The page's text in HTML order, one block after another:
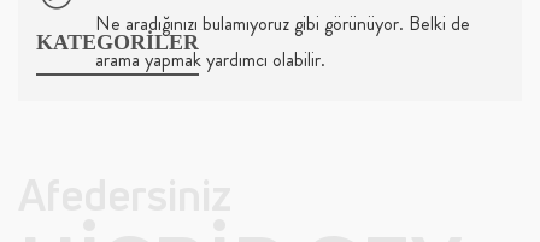
Ne aradığınızı bulamıyoruz gibi görünüyor. Belki de
arama yapmak yardımcı olabilir.
KATEGORİLER